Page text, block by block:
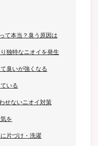
て本当？臭う原因は
独特なニオイを発生
臭いが強くなる
いる
せないニオイ対策
を
片づけ・洗濯